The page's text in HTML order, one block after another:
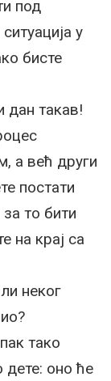
под
у
бисте
дан такав!
а већ други
постати
то бити
на крај са
неког
тако
дете: оно ће